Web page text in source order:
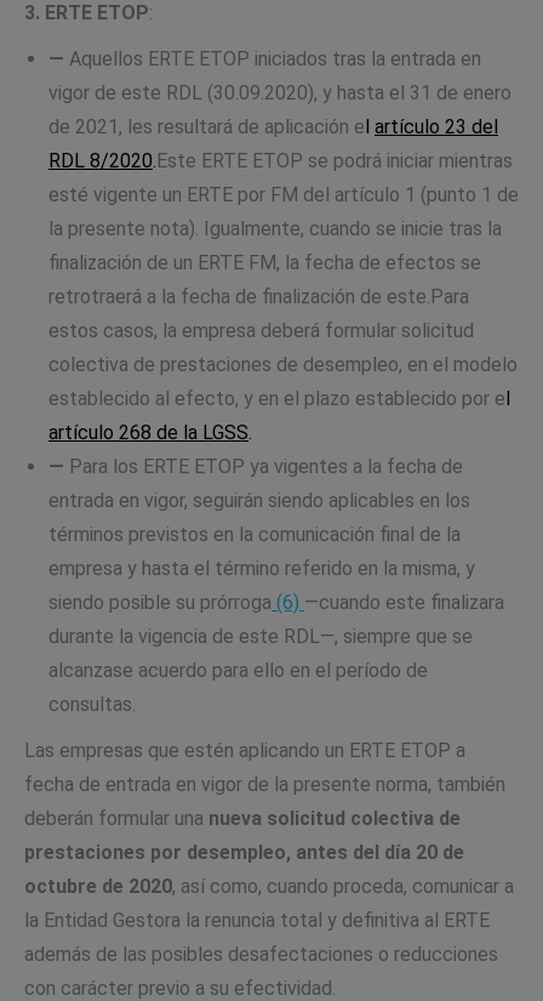
3. ERTE ETOP:
— Aquellos ERTE ETOP iniciados tras la entrada en
vigor de este RDL (30.09.2020), y hasta el 31 de enero
de 2021, les resultará de aplicación el artículo 23 del
RDL 8/2020.Este ERTE ETOP se podrá iniciar mientras
esté vigente un ERTE por FM del artículo 1 (punto 1 de
la presente nota). Igualmente, cuando se inicie tras la
finalización de un ERTE FM, la fecha de efectos se
retrotraerá a la fecha de finalización de este.Para
estos casos, la empresa deberá formular solicitud
colectiva de prestaciones de desempleo, en el modelo
establecido al efecto, y en el plazo establecido por el
artículo 268 de la LGSS.
— Para los ERTE ETOP ya vigentes a la fecha de
entrada en vigor, seguirán siendo aplicables en los
términos previstos en la comunicación final de la
empresa y hasta el término referido en la misma, y
siendo posible su prórroga (6) —cuando este finalizara
durante la vigencia de este RDL—, siempre que se
alcanzase acuerdo para ello en el período de
consultas.
Las empresas que estén aplicando un ERTE ETOP a
fecha de entrada en vigor de la presente norma, también
deberán formular una nueva solicitud colectiva de
prestaciones por desempleo, antes del día 20 de
octubre de 2020, así como, cuando proceda, comunicar a
la Entidad Gestora la renuncia total y definitiva al ERTE
además de las posibles desafectaciones o reducciones
con carácter previo a su efectividad.